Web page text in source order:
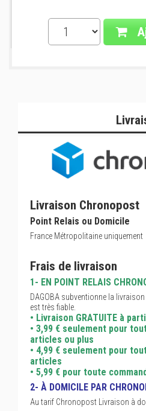
Livraison Chronopost
Point Relais ou Domicile
France Métropolitaine uniquement
Frais de livraison
1- EN POINT RELAIS
DAGOBA subventionne la
est très fiable.
• Livraison GRATUITE à
• 3,99 € seulement pour
articles ou plus
• 4,99 € seulement pour
articles
• 5,99 € pour toute
2- À DOMICILE PAR
Au tarif Chronopost Livraison à